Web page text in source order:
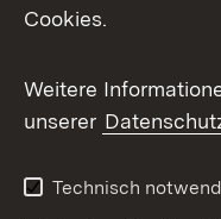
Messenger
Social Wall
X / Twitter
Youtube
Cookies.
Weitere
unserer
Technisch